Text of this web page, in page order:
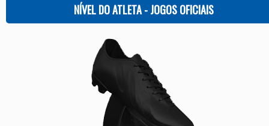
NÍVEL DO ATLETA - JOGOS OFICIAIS